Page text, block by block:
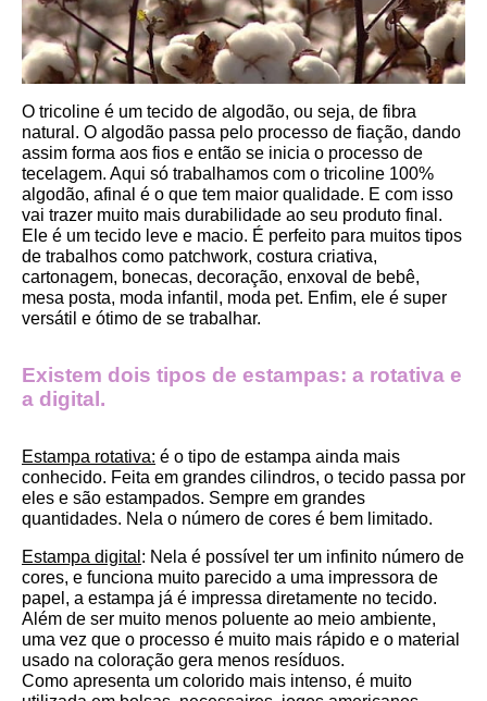
O tricoline é um tecido de algodão, ou seja, de fibra
natural. O algodão passa pelo processo de fiação, dando
assim forma aos fios e então se inicia o processo de
tecelagem. Aqui só trabalhamos com o tricoline 100%
algodão, afinal é o que tem maior qualidade. E com isso
vai trazer muito mais durabilidade ao seu produto final.
Ele é um tecido leve e macio. É perfeito para muitos tipos
de trabalhos como patchwork, costura criativa,
cartonagem, bonecas, decoração, enxoval de bebê,
mesa posta, moda infantil, moda pet. Enfim, ele é super
versátil e ótimo de se trabalhar.
Existem dois tipos de estampas: a rotativa e
a digital.
Estampa rotativa: é o tipo de estampa ainda mais
conhecido. Feita em grandes cilindros, o tecido passa por
eles e são estampados. Sempre em grandes
quantidades. Nela o número de cores é bem limitado.
Estampa digital : Nela é possível ter um infinito número de
cores, e funciona muito parecido a uma impressora de
papel, a estampa já é impressa diretamente no tecido.
Além de ser muito menos poluente ao meio ambiente,
uma vez que o processo é muito mais rápido e o material
usado na coloração gera menos resíduos.
Como apresenta um colorido mais intenso, é muito